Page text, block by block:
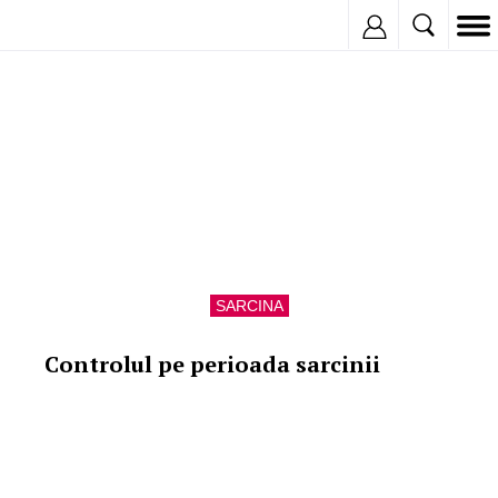
Sarcina si drumul spre vacanta
SARCINA
Controlul pe perioada sarcinii